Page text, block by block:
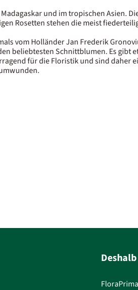
und im tropischen Asien.
Rosetten stehen die meist
vom Holländer Jan Frederik
beliebtesten Schnittblumen. Es
für die Floristik und sind